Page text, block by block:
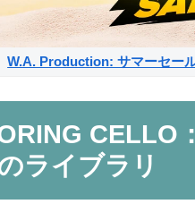
W.A. Production: サマーセー
CELLO
ライブラリ